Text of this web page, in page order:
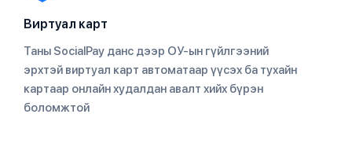
Виртуал карт
Таны SocialPay данс дээр ОУ-ын гүйлгээний
эрхтэй виртуал карт автоматаар үүсэх ба тухайн
картаар онлайн худалдан авалт хийх бүрэн
боломжтой